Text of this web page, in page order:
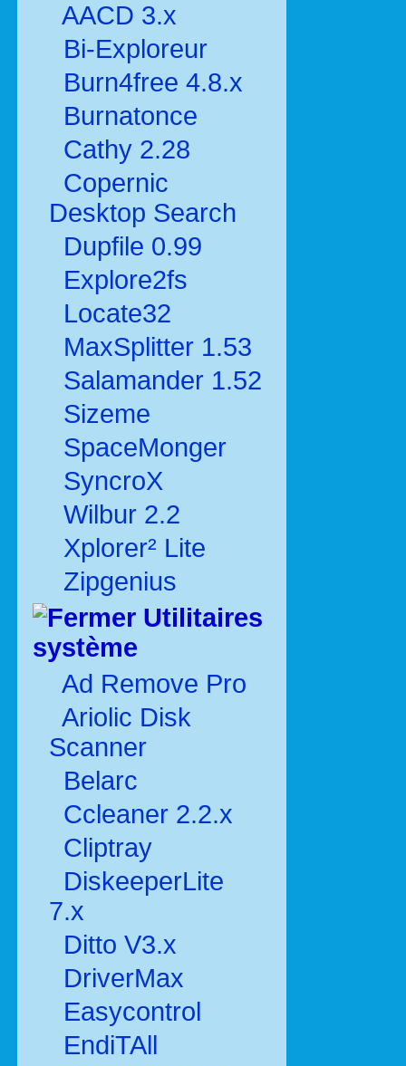
AACD 3.x
Bi-Exploreur
Burn4free 4.8.x
Burnatonce
Cathy 2.28
Copernic
Desktop Search
Dupfile 0.99
Explore2fs
Locate32
MaxSplitter 1.53
Salamander 1.52
Sizeme
SpaceMonger
SyncroX
Wilbur 2.2
Xplorer² Lite
Zipgenius
Utilitaires
système
Ad Remove Pro
Ariolic Disk
Scanner
Belarc
Ccleaner 2.2.x
Cliptray
DiskeeperLite
7.x
Ditto V3.x
DriverMax
Easycontrol
EndiTAll